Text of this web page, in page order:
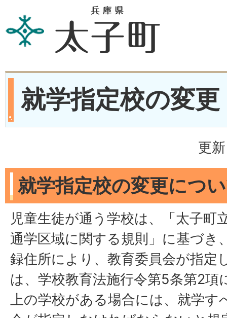
就学指定校の変更
更
就学指定校の変更につ
児童生徒が通う学校は、「太子町
通学区域に関する規則」に基づき
録住所により、教育委員会が指定
は、学校教育法施行令第5条第2項
上の学校がある場合には、就学す